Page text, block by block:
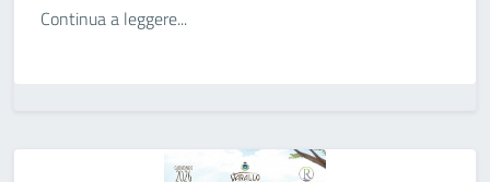
Continua a leggere...